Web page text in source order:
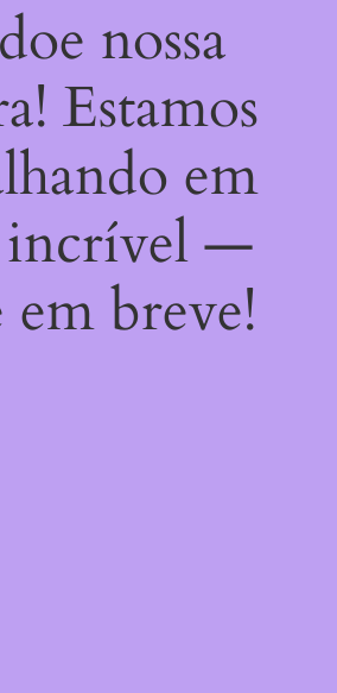
nossa
Estamos
em
incrível —
breve!